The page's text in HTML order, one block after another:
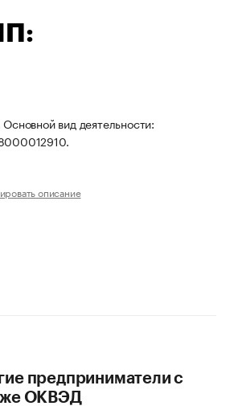
вид деятельности:
описание
предприниматели с
же ОКВЭД